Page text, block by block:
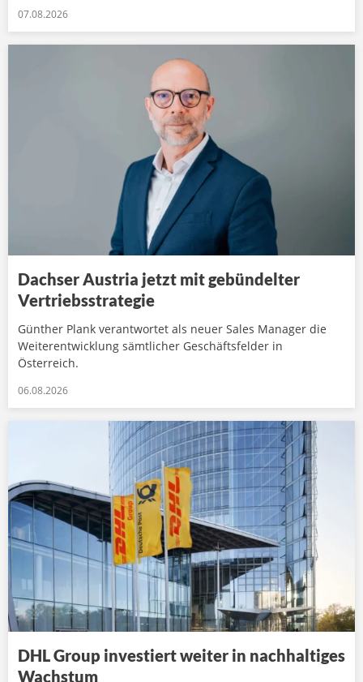
07.08.2026
Dachser Austria jetzt mit gebündelter
Vertriebsstrategie
Günther Plank verantwortet als neuer Sales Manager die
Weiterentwicklung sämtlicher Geschäftsfelder in
Österreich.
06.08.2026
DHL Group investiert weiter in nachhaltiges
Wachstum